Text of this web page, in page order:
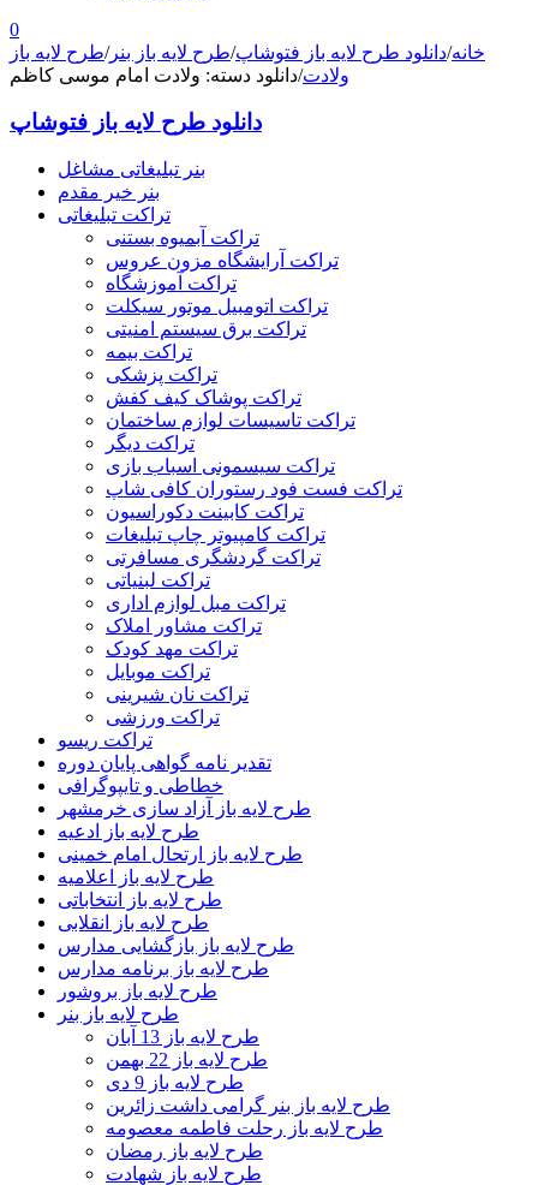
0
خانه/دانلود طرح لایه باز فتوشاپ/طرح لایه باز بنر/طرح لایه باز
ولادت/دانلود دسته: ولادت امام موسی کاظم
دانلود طرح لایه باز فتوشاپ
بنر تبلیغاتی مشاغل
بنر خیر مقدم
تراکت تبلیغاتی
تراکت آبمیوه بستنی
تراکت آرایشگاه مزون عروس
تراکت آموزشگاه
تراکت اتومبیل موتور سیکلت
تراکت برق سیستم امنیتی
تراکت بیمه
تراکت پزشکی
تراکت پوشاک کیف کفش
تراکت تاسیسات لوازم ساختمان
تراکت دیگر
تراکت سیسمونی اسباب بازی
تراکت فست فود رستوران کافی شاپ
تراکت کابینت دکوراسیون
تراکت کامپیوتر چاپ تبلیغات
تراکت گردشگری مسافرتی
تراکت لبنیاتی
تراکت مبل لوازم اداری
تراکت مشاور املاک
تراکت مهد کودک
تراکت موبایل
تراکت نان شیرینی
تراکت ورزشی
تراکت ریسو
تقدیر نامه گواهی پایان دوره
خطاطی و تایپوگرافی
طرح لایه باز آزاد سازی خرمشهر
طرح لایه باز ادعیه
طرح لایه باز ارتحال امام خمینی
طرح لایه باز اعلامیه
طرح لایه باز انتخاباتی
طرح لایه باز انقلابی
طرح لایه باز بازگشایی مدارس
طرح لایه باز برنامه مدارس
طرح لایه باز بروشور
طرح لایه باز بنر
طرح لایه باز 13 آبان
طرح لایه باز 22 بهمن
طرح لایه باز 9 دی
طرح لایه باز بنر گرامی داشت زائرین
طرح لایه باز رحلت فاطمه معصومه
طرح لایه باز رمضان
طرح لایه باز شهادت